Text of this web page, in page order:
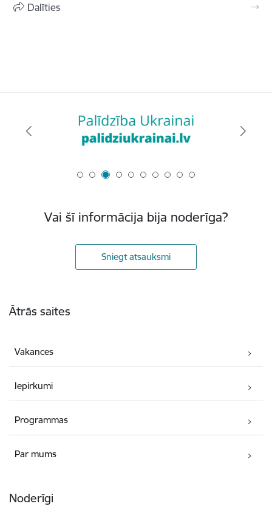
Dalīties
Vai šī informācija bija noderīga?
Sniegt atsauksmi
Ātrās saites
Vakances
Iepirkumi
Programmas
Par mums
Noderīgi